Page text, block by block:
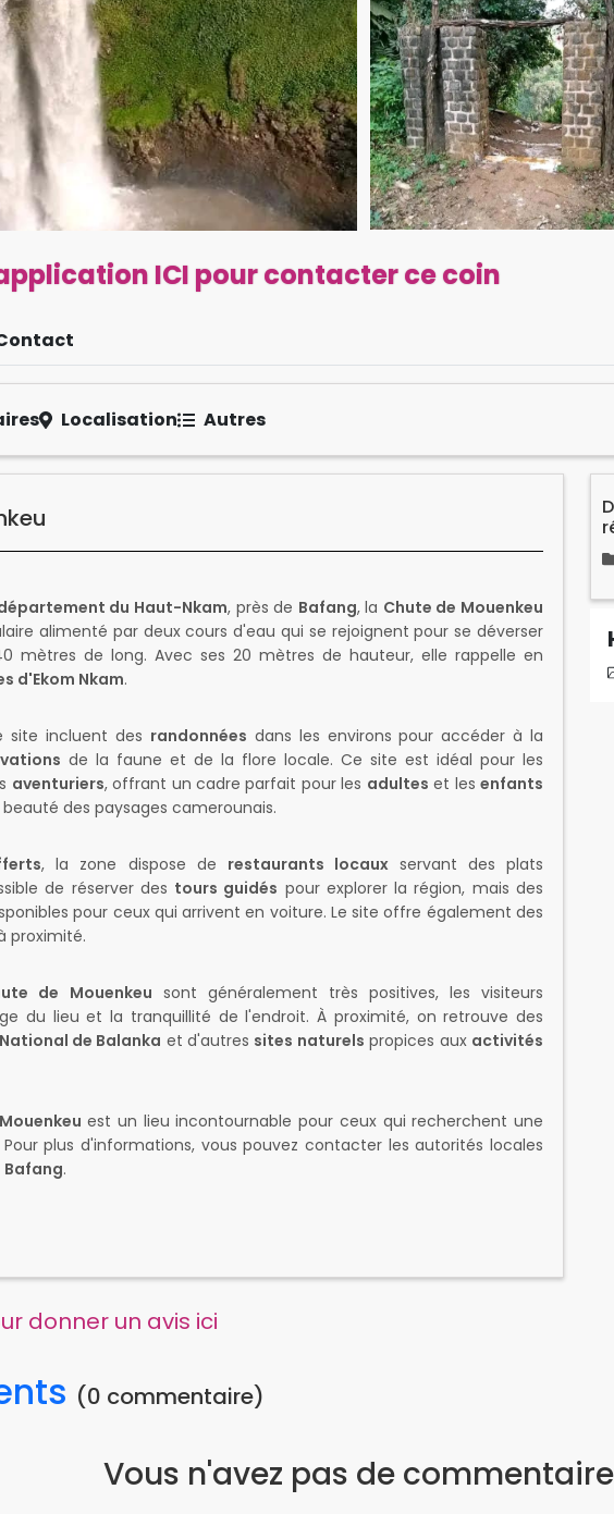
ICI pour contacter ce coin
Localisation Autres
du Haut-Nkam, près de Bafang, la Chute de Mouenkeu
alimenté par deux cours d'eau qui se rejoignent pour se déverser
mètres de long. Avec ses 20 mètres de hauteur, elle rappelle en
d'Ekom Nkam.
site incluent des randonnées dans les environs pour accéder à la
de la faune et de la flore locale. Ce site est idéal pour les
aventuriers, offrant un cadre parfait pour les adultes et les enfants
des paysages camerounais.
, la zone dispose de restaurants locauxservant des plats
de réserver des tours guidés pour explorer la région, mais des
pour ceux qui arrivent en voiture. Le site offre également des
proximité.
de Mouenkeu sont généralement très positives, les visiteurs
du lieu et la tranquillité de l'endroit. À proximité, on retrouve des
de Balanka et d'autres sites naturels propices aux activités
est un lieu incontournable pour ceux qui recherchent une
plus d'informations, vous pouvez contacter les autorités locales
Bafang.
donner un avis ici
(0 commentaire)
Vous n'avez pas de